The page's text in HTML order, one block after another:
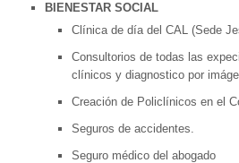
BIENESTAR SOCIAL
Clínica de día del CAL (Sede
Consultorios de todas las
clínicos y diagnostico por
Creación de Policlínicos en el
Seguros de accidentes.
Seguro médico del abogado